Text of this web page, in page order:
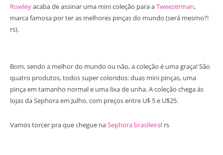
Rowleyacaba de assinar uma mini coleção para aTweezerman,
marca famosa por ter as melhores pinças do mundo (será mesmo?!
rs).
Bom, sendo a melhor do mundo ou não, a coleção é uma graça! São
quatro produtos, todos super coloridos: duas mini pinças, uma
pinça em tamanho normal e uma lixa de unha. A coleção chega às
lojas da Sephora em Julho, com preços entre U$ 5 e U$25.
Vamos torcer pra que chegue naSephora brasileira! rs